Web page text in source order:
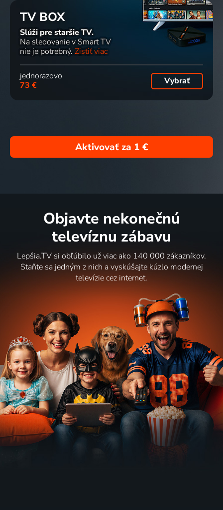
TV BOX
Slúži pre staršie TV.
Na sledovanie v Smart TV
nie je potrebný. Zistiť viac
jednorazovo
73 €
Vybrať
Aktivovať za 1 €
Objavte nekonečnú
televíznu zábavu
Lepšia.TV si obľúbilo už viac ako 140 000 zákazníkov.
Staňte sa jedným z nich a vyskúšajte kúzlo modernej
televízie cez internet.